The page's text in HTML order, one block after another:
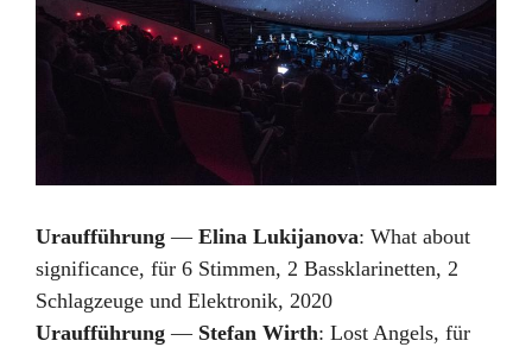
Uraufführung — Elina Lukijanova: What about
significance, für 6 Stimmen, 2 Bassklarinetten, 2
Schlagzeuge und Elektronik, 2020
Uraufführung — Stefan Wirth: Lost Angels, für